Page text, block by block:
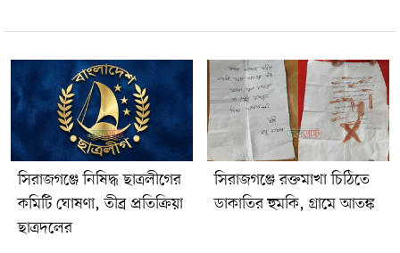
খোদেনা আক্তার দিলারা, হামিদা আক্তার মিনা, পারভীন, বৃষ্টি, রজিনা
আক্তার সায়দা, বিউটি খাতুন, শেফা আক্তার, তামান্না, জুমা ও সুবিনা
আক্তার লাকী।পুলিশ জানায়, অভিযানের সময় পুলিশের উপস্থিতি টের
পেয়ে কয়েকজন পালানোর চেষ্টা করেন। পরে নারী পুলিশের সহায়তায়
তাদের আটক করা হয়।সলঙ্গা থানার ওসি আসলাম আলী বলেন,
প্রাথমিক জিজ্ঞাসাবাদে আটক ব্যক্তিরা দেশের বিভিন্ন এলাকায় স্বল্প সময়ের
জন্য বাসা ভাড়া নিয়ে সংঘবদ্ধভাবে ছিনতাইসহ বিভিন্ন অপরাধমূলক
কর্মকাণ্ডে জড়িত থাকার কথা স্বীকার করেছেন বলে পুলিশের দাবি। তবে
অভিযোগগুলোর বিষয়ে তদন্ত ও বিচারিক প্রক্রিয়া চলমান রয়েছে। এ
ঘটনায় সলঙ্গা থানায় একটি মামলা দায়ের করা হয়েছে। মঙ্গলবার বিকেলে
সিরাজগঞ্জে নিষিদ্ধ ছাত্রলীগের
কমিটি ঘোষণা, তীব্র প্রতিক্রিয়া
ছাত্রদলের
সিরাজগঞ্জে রক্তমাখা চিঠিতে
ডাকাতির হুমকি, গ্রামে আতঙ্ক